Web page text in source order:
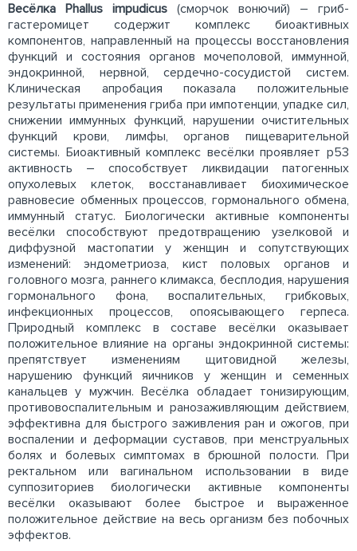
Весёлка Phallus impudicus (сморчок вонючий) – гриб-
гастеромицет содержит комплекс биоактивных
компонентов, направленный на процессы восстановления
функций и состояния органов мочеполовой, иммунной,
эндокринной, нервной, сердечно-сосудистой систем.
Клиническая апробация показала положительные
результаты применения гриба при импотенции, упадке сил,
снижении иммунных функций, нарушении очистительных
функций крови, лимфы, органов пищеварительной
системы. Биоактивный комплекс весёлки проявляет р53
активность – способствует ликвидации патогенных
опухолевых клеток, восстанавливает биохимическое
равновесие обменных процессов, гормонального обмена,
иммунный статус. Биологически активные компоненты
весёлки способствуют предотвращению узелковой и
диффузной мастопатии у женщин и сопутствующих
изменений: эндометриоза, кист половых органов и
головного мозга, раннего климакса, бесплодия, нарушения
гормонального фона, воспалительных, грибковых,
инфекционных процессов, опоясывающего герпеса.
Природный комплекс в составе весёлки оказывает
положительное влияние на органы эндокринной системы:
препятствует изменениям щитовидной железы,
нарушению функций яичников у женщин и семенных
канальцев у мужчин. Весёлка обладает тонизирующим,
противовоспалительным и ранозаживляющим действием,
эффективна для быстрого заживления ран и ожогов, при
воспалении и деформации суставов, при менструальных
болях и болевых симптомах в брюшной полости. При
ректальном или вагинальном использовании в виде
суппозиториев биологически активные компоненты
весёлки оказывают более быстрое и выраженное
положительное действие на весь организм без побочных
эффектов.